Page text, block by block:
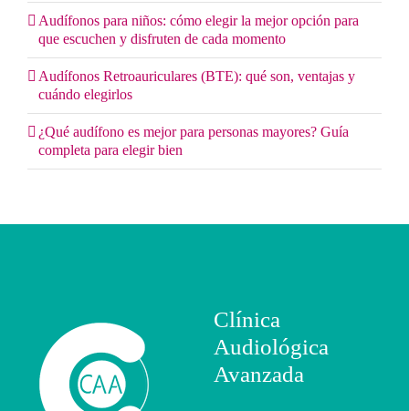
Audífonos para niños: cómo elegir la mejor opción para
que escuchen y disfruten de cada momento
Audífonos Retroauriculares (BTE): qué son, ventajas y
cuándo elegirlos
¿Qué audífono es mejor para personas mayores? Guía
completa para elegir bien
Clínica
Audiológica
Avanzada